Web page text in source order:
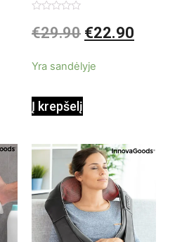
Baltai pilkas
0
iš
€29.90 €22.90
Yra sandėlyje
Į krepšelį